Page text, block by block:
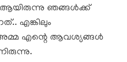
ആയിരുന്നു ഞങ്ങൾക്ക്
എങ്കിലും
എന്റെ ആവശ്യങ്ങൾ